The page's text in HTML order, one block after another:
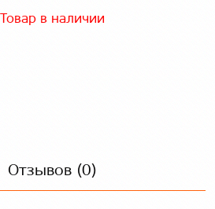
Товар в наличии
Отзывов (0)